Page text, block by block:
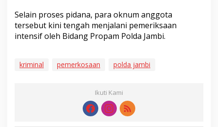
Selain proses pidana, para oknum anggota
tersebut kini tengah menjalani pemeriksaan
intensif oleh Bidang Propam Polda Jambi.
kriminal pemerkosaan polda jambi
Ikuti Kami